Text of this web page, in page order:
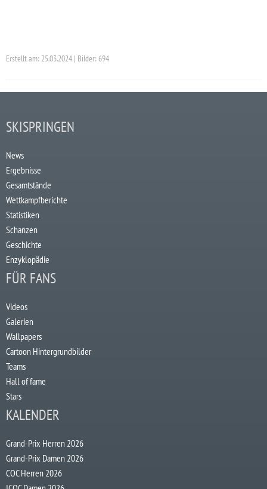
Erstellt am: 25.03.2024 | Bilder: 694
SKISPRINGEN
News
Ergebnisse
Gesamtstände
Wettkampfberichte
Statistiken
Schanzen
Geschichte
Enzyklopädie
FÜR FANS
Videos
Galerien
Wallpapers
Cartoon Hintergrundbilder
Teams
Hall of fame
Stars
KALENDER
Grand-Prix Herren 2026
Grand-Prix Damen 2026
COC Herren 2026